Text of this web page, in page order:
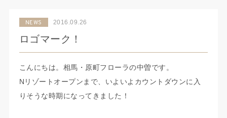
NEWS 2016.09.26
ロゴマーク！
こんにちは。相馬・原町フローラの中曽です。
Nリゾートオープンまで、いよいよカウントダウンに入
りそうな時期になってきました！